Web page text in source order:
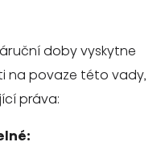
doby vyskytne
na povaze této vady,
práva: